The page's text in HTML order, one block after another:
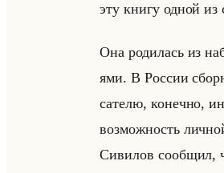
эту книгу одной
Она ро­ди­лась из
ями. В Рос­сии
са­те­лю, ко­неч­но,
воз­мож­ность
Си­ви­лов со­об­щил,